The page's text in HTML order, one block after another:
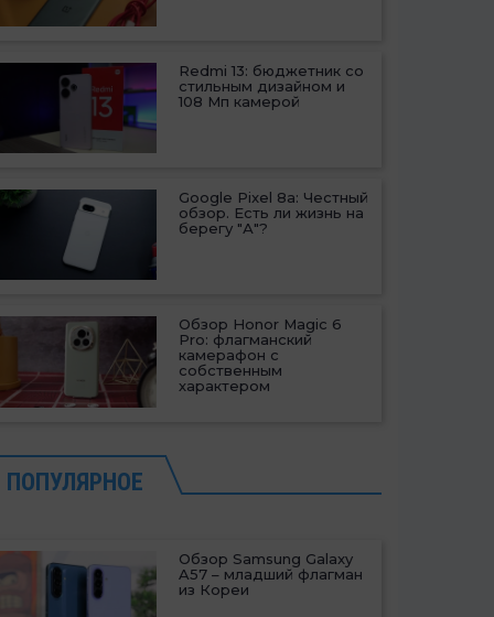
Redmi 13: бюджетник со
стильным дизайном и
108 Мп камерой
Google Pixel 8a: Честный
обзор. Есть ли жизнь на
берегу "А"?
Обзор Honor Magic 6
Pro: флагманский
камерафон с
собственным
характером
ПОПУЛЯРНОЕ
Обзор Samsung Galaxy
A57 – младший флагман
из Кореи